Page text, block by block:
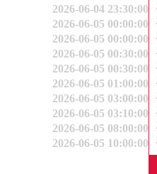
2026-06-04 23:30:00
2026-06-05 00:00:00
2026-06-05 00:00:00
2026-06-05 00:30:00
2026-06-05 00:30:00
2026-06-05 01:00:00
2026-06-05 03:00:00
2026-06-05 03:10:00
2026-06-05 08:00:00
2026-06-05 10:00:00